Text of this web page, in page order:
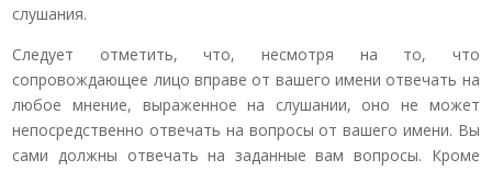
слушания.
Следует отметить, что, несмотря на то, что
сопровождающее лицо вправе от вашего имени отвечать на
любое мнение, выраженное на слушании, оно не может
непосредственно отвечать на вопросы от вашего имени. Вы
сами должны отвечать на заданные вам вопросы. Кроме